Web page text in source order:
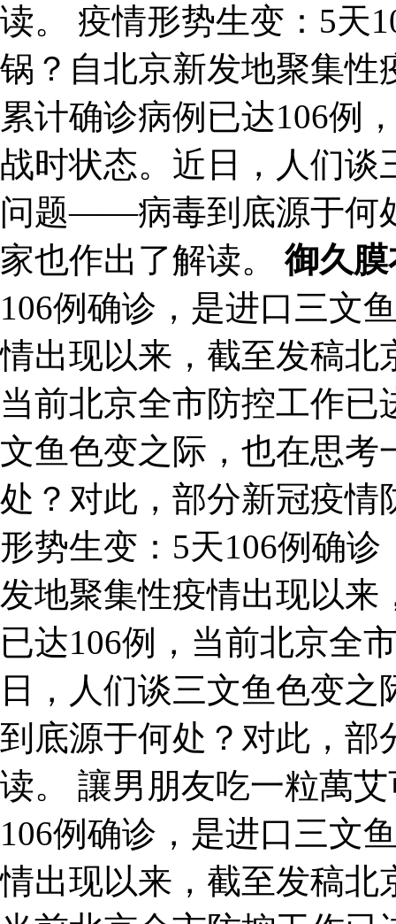
读。 疫情形势生变：5天
锅？自北京新发地聚集性
累计确诊病例已达106例
战时状态。近日，人们谈
问题——病毒到底源于何
家也作出了解读。御久
106例确诊，是进口三文
情出现以来，截至发稿北
当前北京全市防控工作
文鱼色变之际，也在思
处？对此，部分新冠疫情
形势生变：5天106例确
发地聚集性疫情出现以
已达106例，当前北京全
日，人们谈三文鱼色变
到底源于何处？对此，部
读。 讓男朋友吃一粒萬
106例确诊，是进口三文
情出现以来，截至发稿北